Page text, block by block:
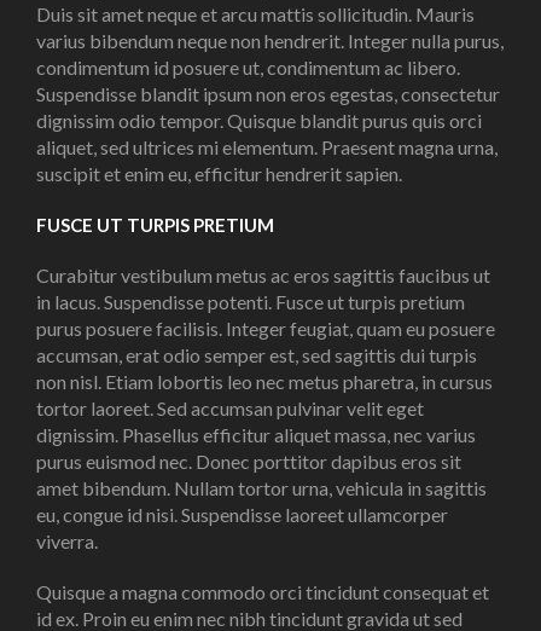
Duis sit amet neque et arcu mattis sollicitudin. Mauris
varius bibendum neque non hendrerit. Integer nulla purus,
condimentum id posuere ut, condimentum ac libero.
Suspendisse blandit ipsum non eros egestas, consectetur
dignissim odio tempor. Quisque blandit purus quis orci
aliquet, sed ultrices mi elementum. Praesent magna urna,
suscipit et enim eu, efficitur hendrerit sapien.
FUSCE UT TURPIS PRETIUM
Curabitur vestibulum metus ac eros sagittis faucibus ut
in lacus. Suspendisse potenti. Fusce ut turpis pretium
purus posuere facilisis. Integer feugiat, quam eu posuere
accumsan, erat odio semper est, sed sagittis dui turpis
non nisl. Etiam lobortis leo nec metus pharetra, in cursus
tortor laoreet. Sed accumsan pulvinar velit eget
dignissim. Phasellus efficitur aliquet massa, nec varius
purus euismod nec. Donec porttitor dapibus eros sit
amet bibendum. Nullam tortor urna, vehicula in sagittis
eu, congue id nisi. Suspendisse laoreet ullamcorper
viverra.
Quisque a magna commodo orci tincidunt consequat et
id ex. Proin eu enim nec nibh tincidunt gravida ut sed